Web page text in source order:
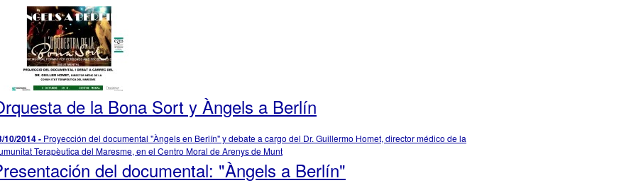
de la Bona Sort y Àngels a Berlín
10/2014 - Proyección del documental "Àngels en Berlín" y debate a cargo del Dr. Guillermo Homet, director médico de la
Terapèutica del Maresme, en el Centro Moral de Arenys de Munt
del documental: "Àngels a Berlín"